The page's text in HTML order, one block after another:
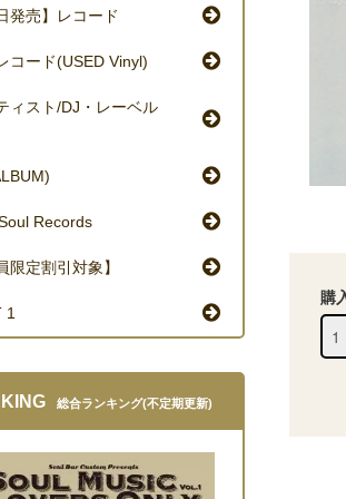
購
発売】レコード
コード(USED Vinyl)
ィスト/DJ・レーベル
Records
限定割引対象】
1
総合ランキング(不定期更新)